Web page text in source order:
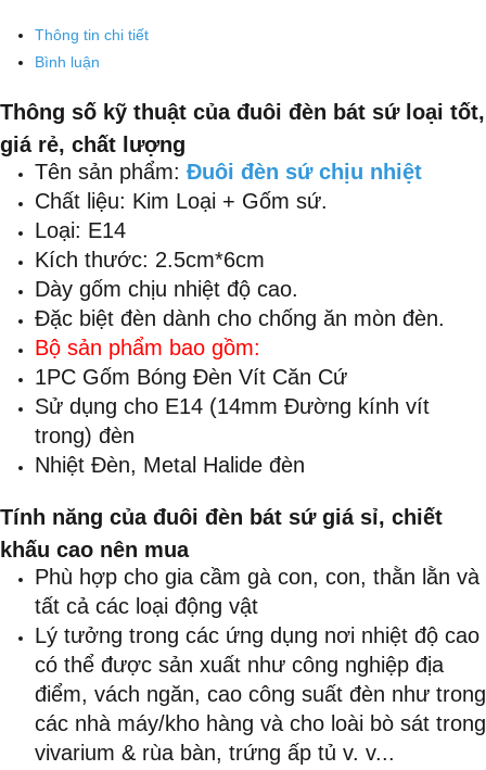
Thông tin chi tiết
Bình luận
Thông số kỹ thuật của đuôi đèn bát sứ loại tốt,
giá rẻ, chất lượng
Tên sản phẩm: Đuôi đèn sứ chịu nhiệt
Chất liệu: Kim Loại + Gốm sứ.
Loại: E14
Kích thước: 2.5cm*6cm
Dày gốm chịu nhiệt độ cao.
Đặc biệt đèn dành cho chống ăn mòn đèn.
Bộ sản phẩm bao gồm:
1PC Gốm Bóng Đèn Vít Căn Cứ
Sử dụng cho E14 (14mm Đường kính vít
trong) đèn
Nhiệt Đèn, Metal Halide đèn
Tính năng của đuôi đèn bát sứ giá sỉ, chiết
khấu cao nên mua
Phù hợp cho gia cầm gà con, con, thằn lằn và
tất cả các loại động vật
Lý tưởng trong các ứng dụng nơi nhiệt độ cao
có thể được sản xuất như công nghiệp địa
điểm, vách ngăn, cao công suất đèn như trong
các nhà máy/kho hàng và cho loài bò sát trong
vivarium & rùa bàn, trứng ấp tủ v. v...